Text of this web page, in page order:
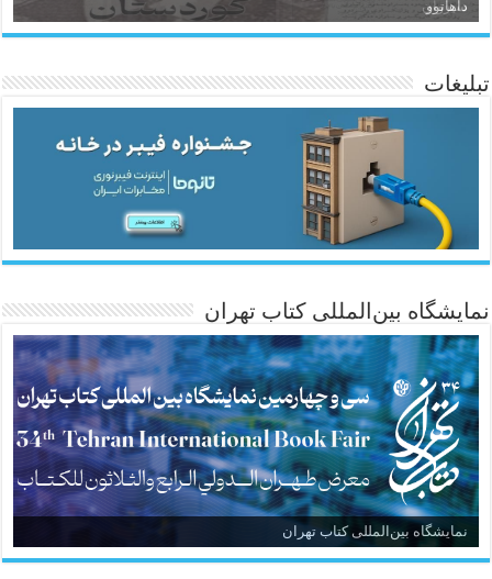
سیروان
ئاژانسی هەواڵی مێهر
تبلیغات
نمایشگاه بین‌المللی کتاب تهران
نمایشگاه بین‌المللی کتاب تهران